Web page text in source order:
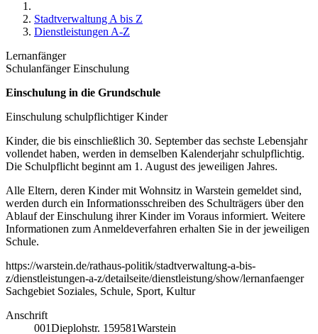
Stadtverwaltung A bis Z
Dienstleistungen A-Z
Lernanfänger
Schulanfänger Einschulung
Einschulung in die Grundschule
Einschulung schulpflichtiger Kinder
Kinder, die bis einschließlich 30. September das sechste Lebensjahr
vollendet haben, werden in demselben Kalenderjahr schulpflichtig.
Die Schulpflicht beginnt am 1. August des jeweiligen Jahres.
Alle Eltern, deren Kinder mit Wohnsitz in Warstein gemeldet sind,
werden durch ein Informationsschreiben des Schulträgers über den
Ablauf der Einschulung ihrer Kinder im Voraus informiert. Weitere
Informationen zum Anmeldeverfahren erhalten Sie in der jeweiligen
Schule.
https://warstein.de/rathaus-politik/stadtverwaltung-a-bis-
z/dienstleistungen-a-z/detailseite/dienstleistung/show/lernanfaenger
Sachgebiet Soziales, Schule, Sport, Kultur
Anschrift
001Dieplohstr. 1 59581Warstein